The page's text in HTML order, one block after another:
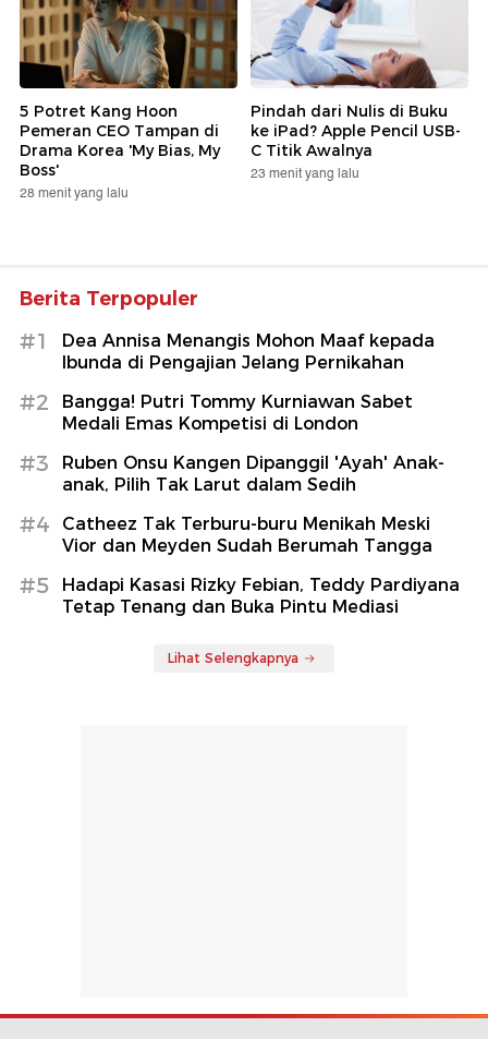
5 Potret Kang Hoon
Pemeran CEO Tampan di
Drama Korea 'My Bias, My
Boss'
28 menit yang lalu
Pindah dari Nulis di Buku
ke iPad? Apple Pencil USB-
C Titik Awalnya
23 menit yang lalu
Berita Terpopuler
#1
Dea Annisa Menangis Mohon Maaf kepada
Ibunda di Pengajian Jelang Pernikahan
#2
Bangga! Putri Tommy Kurniawan Sabet
Medali Emas Kompetisi di London
#3
Ruben Onsu Kangen Dipanggil 'Ayah' Anak-
anak, Pilih Tak Larut dalam Sedih
#4
Catheez Tak Terburu-buru Menikah Meski
Vior dan Meyden Sudah Berumah Tangga
#5
Hadapi Kasasi Rizky Febian, Teddy Pardiyana
Tetap Tenang dan Buka Pintu Mediasi
Lihat Selengkapnya